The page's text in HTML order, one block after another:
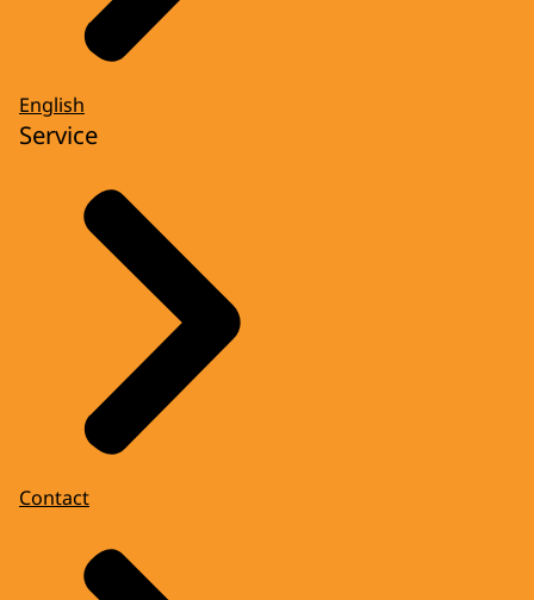
English
Service
Contact